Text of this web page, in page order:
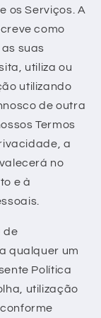
os Serviços. A
como
suas
utiliza ou
utilizando
de outra
Termos
a
no
e à
de
qualquer um
Política
utilização